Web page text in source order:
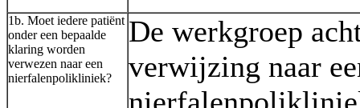
1b. Moet iedere patiënt
onder een bepaalde
klaring worden
verwezen naar een
nierfalenpolikliniek?
De werkgroep
verwijzing naar